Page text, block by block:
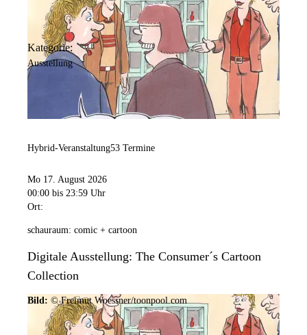
Kategorie:
Ausstellung
Hybrid-Veranstaltung53 Termine
Mo 17. August 2026
00:00 bis 23:59 Uhr
Ort:
schauraum: comic + cartoon
Digitale Ausstellung: The Consumer´s Cartoon
Collection
Bild: © Freimut Woessner/toonpool.com